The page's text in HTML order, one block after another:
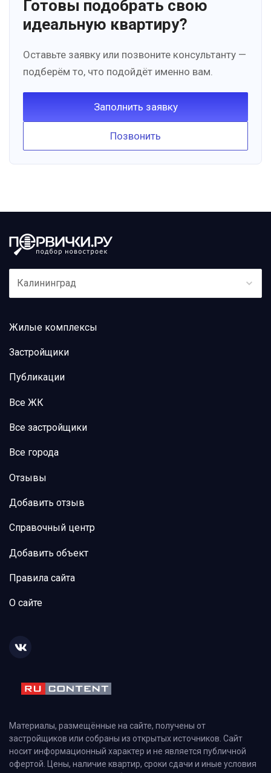
Готовы подобрать свою
идеальную квартиру?
Оставьте заявку или позвоните консультанту —
подберём то, что подойдёт именно вам.
Заполнить заявку
Позвонить
Калининград
Жилые комплексы
Застройщики
Публикации
Все ЖК
Все застройщики
Все города
Отзывы
Добавить отзыв
Справочный центр
Добавить объект
Правила сайта
О сайте
Материалы, размещённые на сайте, получены от
застройщиков или собраны из открытых источников. Сайт
носит информационный характер и не является публичной
офертой. Цены, наличие квартир, сроки сдачи и иные условия